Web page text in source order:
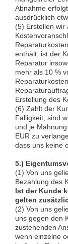
Abnahme
ausdrücklich
(5) Erstellen wir
enthält, ist der
Reparatur
mehr als 10 %
Erstellung des
(6) Zahlt der
Fälligkeit, sind
und je
EUR zu
dass uns keine
5.)
(1) Von uns
Bezahlung des
Ist der Kunde
gelten
(2) Von uns
uns gegen den
zustehenden
wenn einzelne